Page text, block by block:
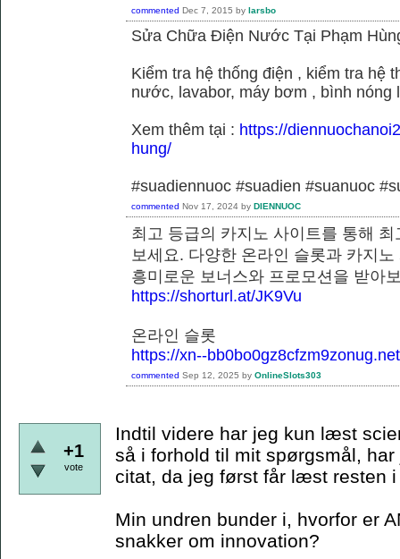
commented Dec 7, 2015 by larsbo
Sửa Chữa Điện Nước Tại Phạm
Kiểm tra hệ thống điện , kiểm tra hệ
nước, lavabor, máy bơm , bình nóng
Xem thêm tại : https://
hung/
#suadiennuoc #suadien #suanuoc
commented Nov 17, 2024 by DIENNUOC
최고 등급의 카지노 사이트를 통해
보세요. 다양한 온라인 슬롯과 카지
흥미로운 보너스와 프로모션을
https://shorturl.at/JK9Vu
온라인 슬롯
https://xn--bb0bo0gz8cfzm9zonug.net
commented Sep 12, 2025 by OnlineSlots303
+1
vote
Indtil videre har jeg kun læst
så i forhold til mit spørgsmål,
citat, da jeg først får læst resten i
Min undren bunder i, hvorfor er
snakker om innovation?